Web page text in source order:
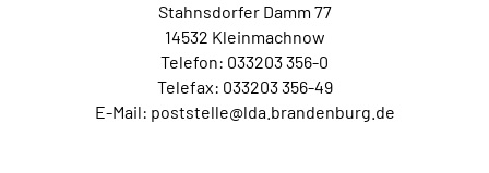
Stahnsdorfer Damm 77
14532 Kleinmachnow
Telefon: 033203 356-0
Telefax: 033203 356-49
E-Mail: poststelle@lda.brandenburg.de